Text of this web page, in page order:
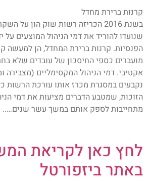
קרנות ברירת מחדל
בשנת 2016 הכריזה רשות שוק הון
שנועדו להוריד את דמי הניהול המוצעים על
הפנסיות. קרנות ברירת המחדל, הן למעשה
מועברים כספי החיסכון של עובדים שלא
אקטיבי. דמי הניהול המקסימליים (מצבירה
נקבעים במסגרת מכרז אותו עורכת הרשות
הזוכות, שמטבע הדברים מציעות את דמי
מתחייבות לספק אותם במשך עשר שנים…..
לחץ כאן לקריאת
באתר ביזפורטל